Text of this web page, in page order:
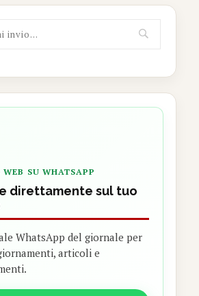
SU WHATSAPP
direttamente sul tuo
WhatsApp del giornale per
articoli e